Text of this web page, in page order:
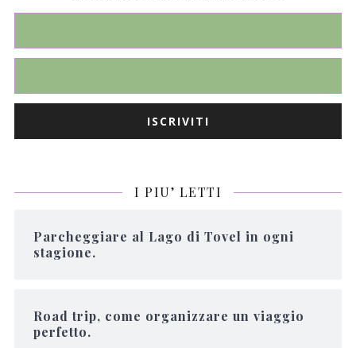
I PIU’ LETTI
Parcheggiare al Lago di Tovel in ogni
stagione.
Road trip, come organizzare un viaggio
perfetto.